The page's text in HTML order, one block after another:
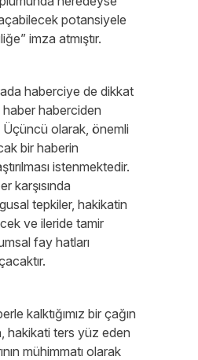
potansiyele
imza atmıştır.
haberciye de dikkat
haberciden
Üçüncü olarak, önemli
bir haberin
istenmektedir.
karşısında
tepkiler, hakikatin
ve ileride tamir
fay hatları
kalktığımız bir çağın
hakikati ters yüz eden
mühimmatı olarak